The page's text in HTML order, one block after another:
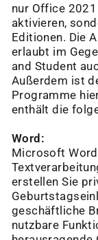
nur Office
aktivieren,
Editionen. Die
erlaubt im
and Student
Außerdem ist
Programme
enthält die
Word:
Microsoft
erstellen Sie
geschäftliche
nutzbare